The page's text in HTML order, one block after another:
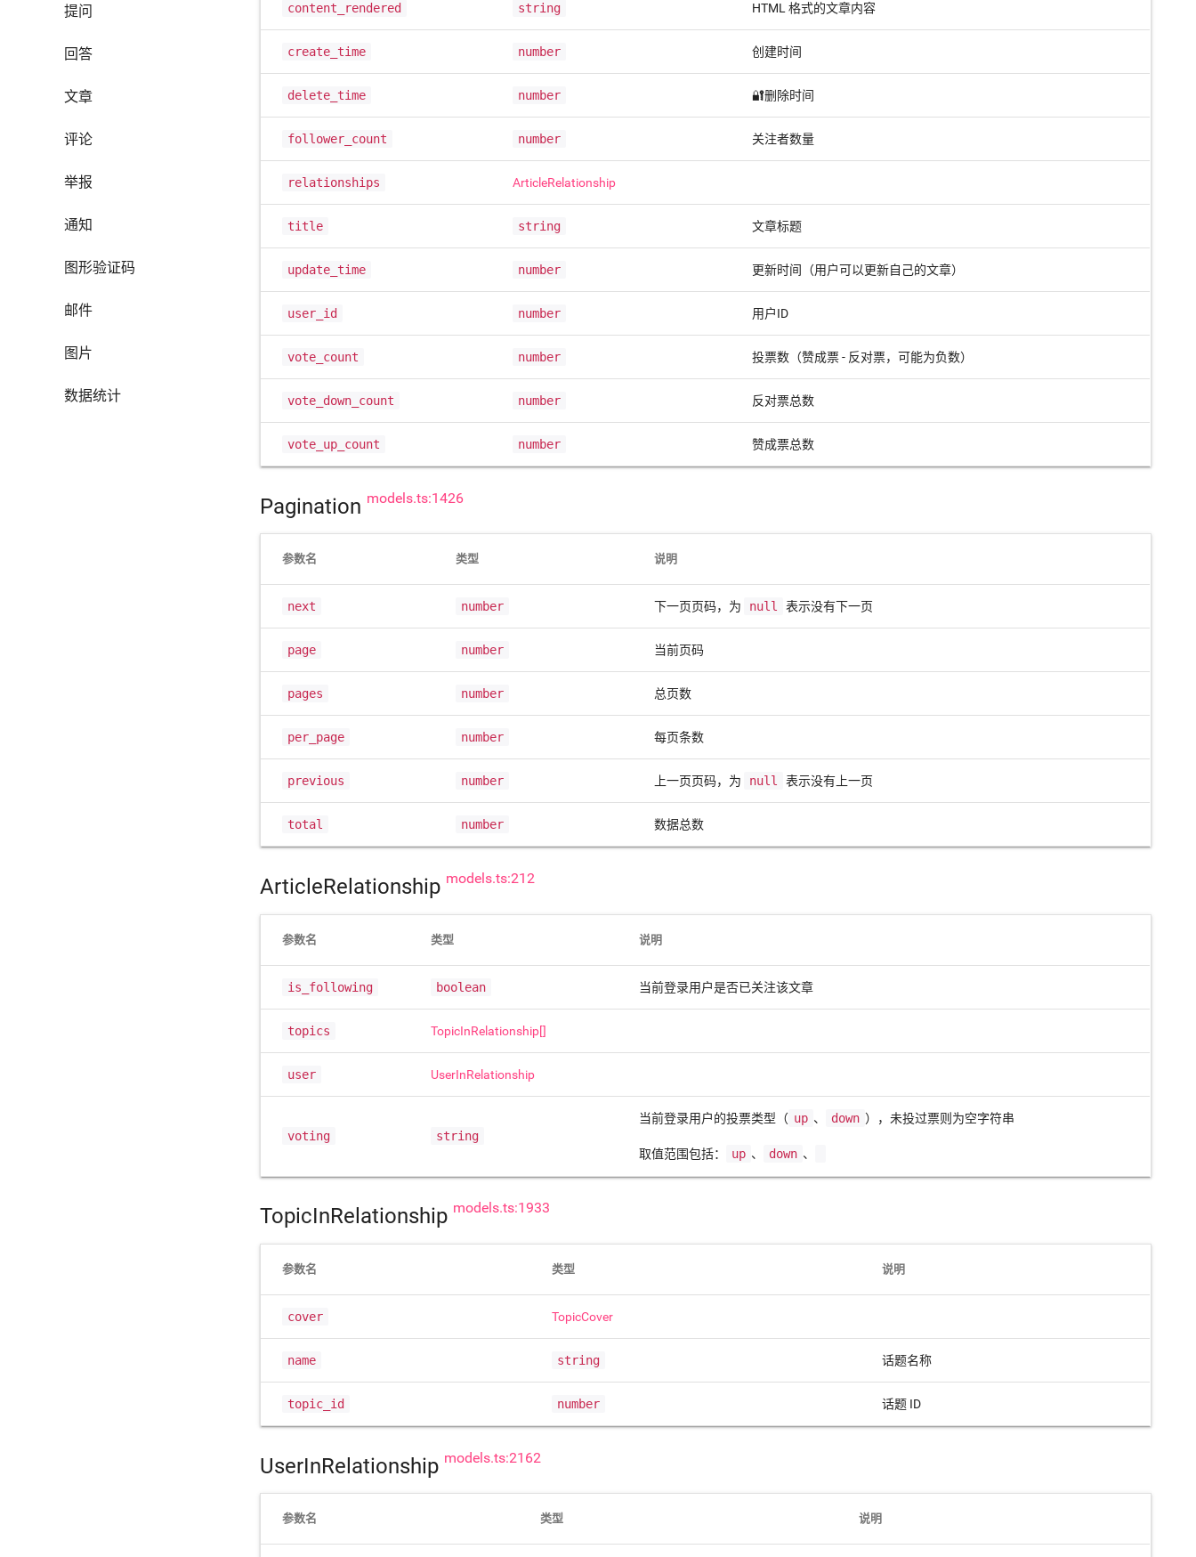
提问
回答
文章
评论
举报
通知
图形验证码
邮件
图片
数据统计
content_rendered string HTML 格式的文章内容
create_time number 创建时间
delete_time number 🔐删除时间
follower_count number 关注者数量
relationships ArticleRelationship
title string 文章标题
update_time number 更新时间（用户可以更新自己的文章）
user_id number 用户ID
vote_count number 投票数（赞成票 - 反对票，可能为负数）
vote_down_count number 反对票总数
vote_up_count number 赞成票总数
Pagination models.ts:1426
参数名 类型 说明
next number 下一页页码，为 null 表示没有下一页
page number 当前页码
pages number 总页数
per_page number 每页条数
previous number 上一页页码，为 null 表示没有上一页
total number 数据总数
ArticleRelationship models.ts:212
参数名 类型 说明
is_following boolean 当前登录用户是否已关注该文章
topics TopicInRelationship[]
user UserInRelationship
voting string
当前登录用户的投票类型（ up 、 down ），未投过票则为空字符串
取值范围包括： up 、 down 、
TopicInRelationship models.ts:1933
参数名 类型 说明
cover TopicCover
name string 话题名称
topic_id number 话题 ID
UserInRelationship models.ts:2162
参数名 类型 说明